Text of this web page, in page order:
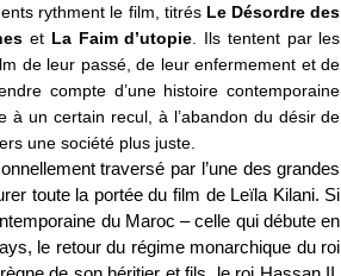
rythment le film, titrés Le Désordre des
et La Faimd’utopie . Ils tentent par les
de leur passé, de leur enfermement et de
compte d’une histoire contemporaine
à un certain recul, à l’abandon du désir de
une société plus juste.
traversé par l’une des grandes
toute la portée du film de Leïla Kilani. Si
du Maroc – celle qui débute en
le retour du régime monarchique du roi